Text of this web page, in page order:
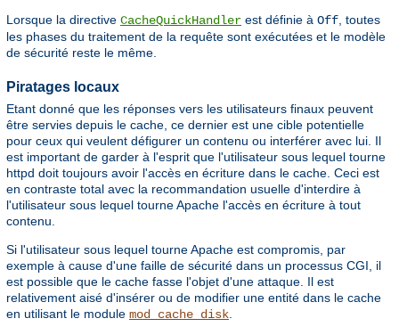
Lorsque la directive CacheQuickHandler est définie à Off, toutes
les phases du traitement de la requête sont exécutées et le modèle
de sécurité reste le même.
Piratages locaux
Etant donné que les réponses vers les utilisateurs finaux peuvent
être servies depuis le cache, ce dernier est une cible potentielle
pour ceux qui veulent défigurer un contenu ou interférer avec lui. Il
est important de garder à l'esprit que l'utilisateur sous lequel tourne
httpd doit toujours avoir l'accès en écriture dans le cache. Ceci est
en contraste total avec la recommandation usuelle d'interdire à
l'utilisateur sous lequel tourne Apache l'accès en écriture à tout
contenu.
Si l'utilisateur sous lequel tourne Apache est compromis, par
exemple à cause d'une faille de sécurité dans un processus CGI, il
est possible que le cache fasse l'objet d'une attaque. Il est
relativement aisé d'insérer ou de modifier une entité dans le cache
en utilisant le module mod_cache_disk.